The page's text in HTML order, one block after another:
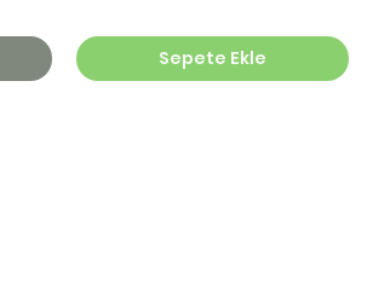
Sepete Ekle